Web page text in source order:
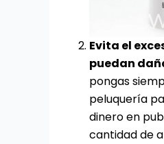
Evita el
puedan
pongas
peluquería
dinero en
cantidad de